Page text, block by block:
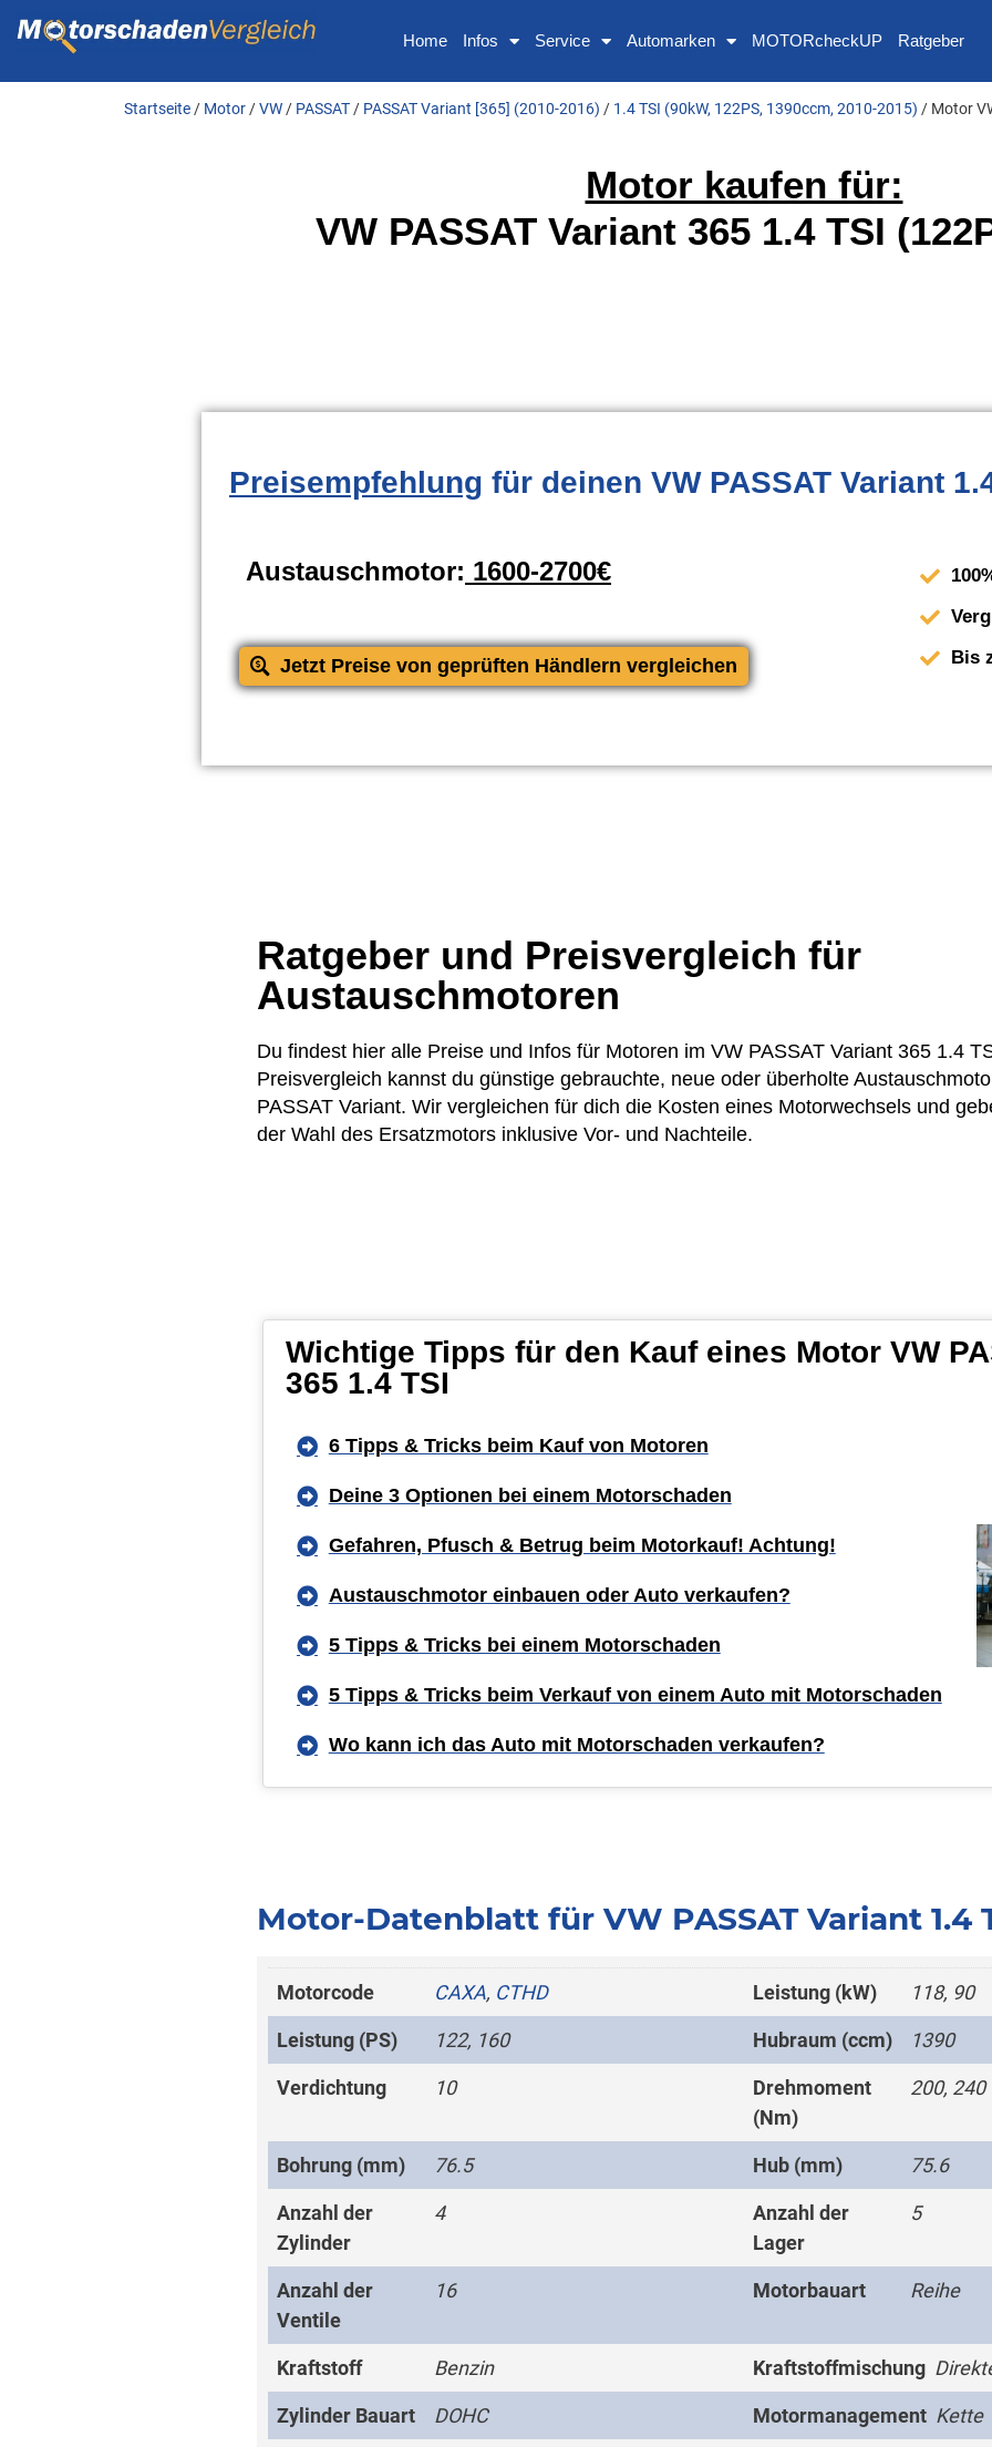
Home Infos Service Automarken MOTORcheckUP Ratgeber
Startseite / Motor /VW / PASSAT / PASSAT Variant [365] (2010-2016) / 1.4 TSI (90kW, 122PS, 1390ccm, 2010-2015) / Motor
Motor kaufen für:
VW PASSAT Variant 365 1.4 TSI
Preisempfehlung für deinen VW PASSAT Variant
Austauschmotor: 1600-2700€
Jetzt Preise von geprüften Händlern vergleichen
Bis
Ratgeber und Preisvergleich für
Austauschmotoren
Du findest hier alle Preise und Infos für Motoren im VW PASSAT Variant 365 1.4
Preisvergleich kannst du günstige gebrauchte, neue oder überholte
PASSAT Variant. Wir vergleichen für dich die Kosten eines Motorwechsels und
der Wahl des Ersatzmotors inklusive Vor- und Nachteile.
Wichtige Tipps für den Kauf eines Motor VW
365 1.4 TSI
6 Tipps & Tricks beim Kauf von Motoren
Deine 3 Optionen bei einem Motorschaden
Gefahren, Pfusch & Betrug beim Motorkauf! Achtung!
Austauschmotor einbauen oder Auto verkaufen?
5 Tipps & Tricks bei einem Motorschaden
5 Tipps & Tricks beim Verkauf von einem Auto mit Motorschaden
Wo kann ich das Auto mit Motorschaden verkaufen?
Motor-Datenblatt für VW PASSAT Variant 1.4
Motorcode CAXA, CTHD Leistung (kW) 118, 90
Leistung (PS) 122, 160 Hubraum (ccm) 1390
Verdichtung 10
Drehmoment
(Nm)
200, 240
Bohrung (mm) 76.5 Hub (mm) 75.6
Anzahl der
Zylinder
4
Anzahl der
Lager
5
Anzahl der
Ventile
16 Motorbauart Reihe
Kraftstoff Benzin Kraftstoffmischung
Zylinder Bauart DOHC Motormanagement Kette